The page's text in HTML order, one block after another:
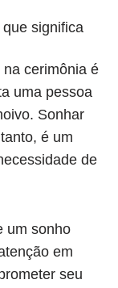
cerimônia é
uma pessoa
Sonhar
é um
de
um sonho
em
seu